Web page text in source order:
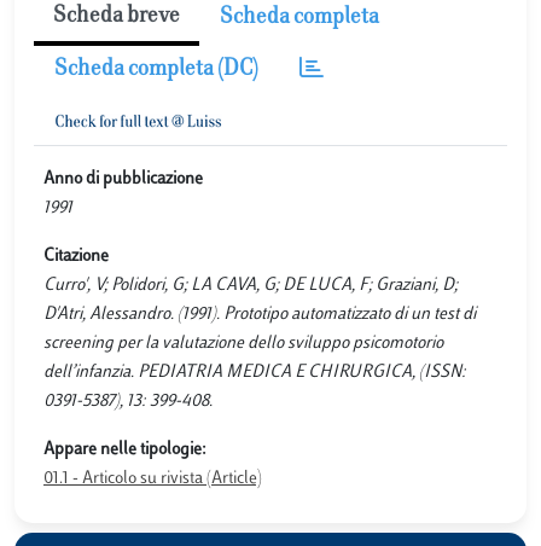
Scheda breve Scheda completa
Scheda completa (DC)
Anno di pubblicazione
1991
Citazione
Curro', V; Polidori, G; LA CAVA, G; DE LUCA, F; Graziani, D;
D'Atri, Alessandro. (1991). Prototipo automatizzato di un test di
screening per la valutazione dello sviluppo psicomotorio
dell’infanzia. PEDIATRIA MEDICA E CHIRURGICA, (ISSN:
0391-5387), 13: 399-408.
Appare nelle tipologie:
01.1 - Articolo su rivista (Article)